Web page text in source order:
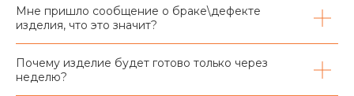
Мне пришло сообщение о браке\дефекте
изделия, что это значит?
Почему изделие будет готово только через
неделю?